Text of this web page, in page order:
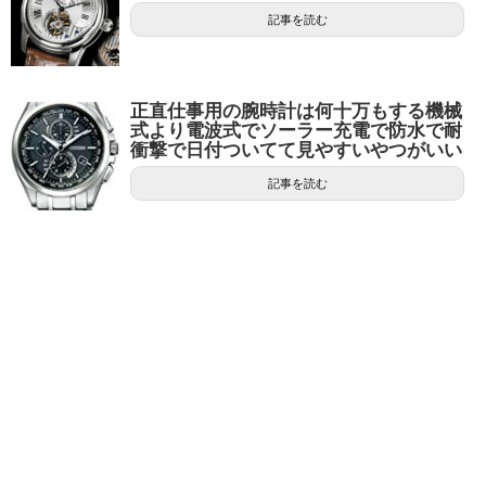
記事を読む
正直仕事用の腕時計は何十万もする機械
式より電波式でソーラー充電で防水で耐
衝撃で日付ついてて見やすいやつがいい
記事を読む